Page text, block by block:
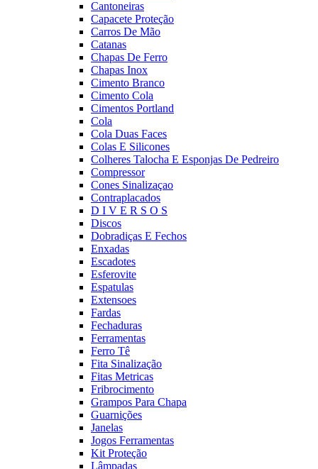
Cantoneiras
Capacete Proteção
Carros De Mão
Catanas
Chapas De Ferro
Chapas Inox
Cimento Branco
Cimento Cola
Cimentos Portland
Cola
Cola Duas Faces
Colas E Silicones
Colheres Talocha E Esponjas De Pedreiro
Compressor
Cones Sinalizaçao
Contraplacados
D I V E R S O S
Discos
Dobradiças E Fechos
Enxadas
Escadotes
Esferovite
Espatulas
Extensoes
Fardas
Fechaduras
Ferramentas
Ferro Tê
Fita Sinalização
Fitas Metricas
Fribrocimento
Grampos Para Chapa
Guarnições
Janelas
Jogos Ferramentas
Kit Proteção
Lâmpadas